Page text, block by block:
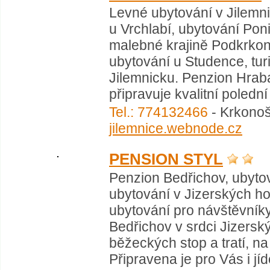
Levné ubytování v
u Vrchlabí, ubytování
malebné krajině
ubytování u Studence,
Jilemnicku. Penzion
připravuje kvalitní
Tel.: 774132466 -
jilemnice.webnode.cz
PENSION STYL
Penzion Bedřichov,
ubytování v Jizerských
ubytování pro
Bedřichov v srdci
běžeckých stop a tratí,
Připravena je pro Vás i